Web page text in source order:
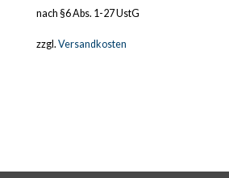
nach §6 Abs. 1-27 UstG
zzgl. Versandkosten